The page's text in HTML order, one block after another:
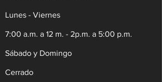
Lunes - Viernes
7:00 a.m. a 12 m. - 2p.m. a 5:00 p.m.
Sábado y Domingo
Cerrado